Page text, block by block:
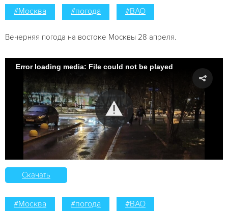
#Москва #погода #ВАО
Вечерняя погода на востоке Москвы 28 апреля.
Error loading media: File could not be played
Скачать
#Москва #погода #ВАО